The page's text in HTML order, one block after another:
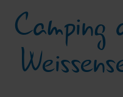
Camping